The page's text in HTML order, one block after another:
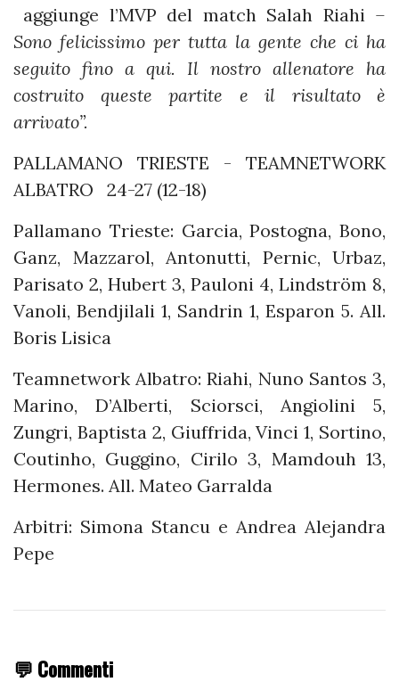
aggiunge l’MVP del match Salah Riahi –
Sono felicissimo per tutta la gente che ci ha
seguito fino a qui. Il nostro allenatore ha
costruito queste partite e il risultato è
arrivato”.
PALLAMANO TRIESTE - TEAMNETWORK
ALBATRO 24-27 (12-18)
Pallamano Trieste: Garcia, Postogna, Bono,
Ganz, Mazzarol, Antonutti, Pernic, Urbaz,
Parisato 2, Hubert 3, Pauloni 4, Lindström 8,
Vanoli, Bendjilali 1, Sandrin 1, Esparon 5. All.
Boris Lisica
Teamnetwork Albatro: Riahi, Nuno Santos 3,
Marino, D’Alberti, Sciorsci, Angiolini 5,
Zungri, Baptista 2, Giuffrida, Vinci 1, Sortino,
Coutinho, Guggino, Cirilo 3, Mamdouh 13,
Hermones. All. Mateo Garralda
Arbitri: Simona Stancu e Andrea Alejandra
Pepe
💬 Commenti